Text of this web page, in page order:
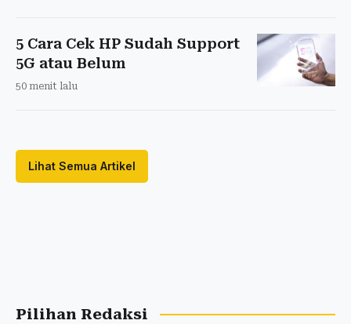
5 Cara Cek HP Sudah Support
5G atau Belum
50 menit lalu
Lihat Semua Artikel
Pilihan Redaksi